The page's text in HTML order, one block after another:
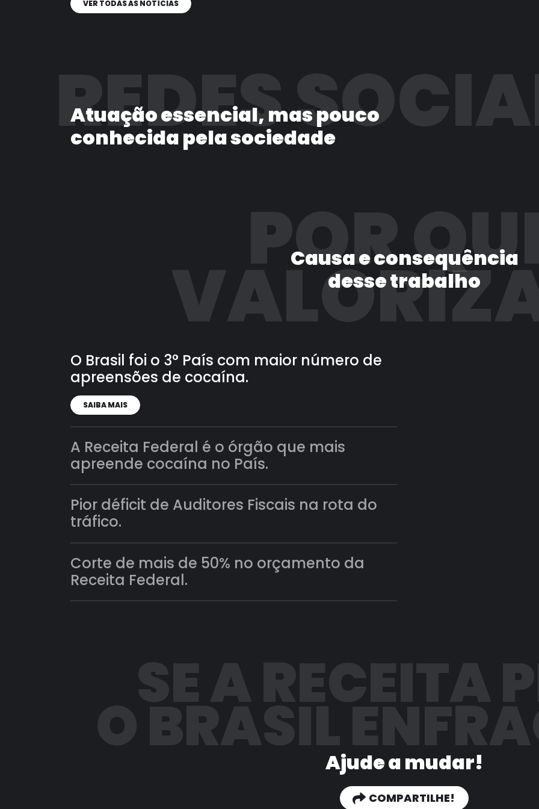
VER TODAS AS NOTÍCIAS
REDES
Atuação essencial, mas pouco
conhecida pela sociedade
POR
Causa e consequência
desse trabalho
O Brasil foi o 3° País com maior número de
apreensões de cocaína.
SAIBA MAIS
A Receita Federal é o órgão que mais
apreende cocaína no País.
Pior déficit de Auditores Fiscais na rota do
tráfico.
Corte de mais de 50% no orçamento da
Receita Federal.
Ajude a mudar!
COMPARTILHE!